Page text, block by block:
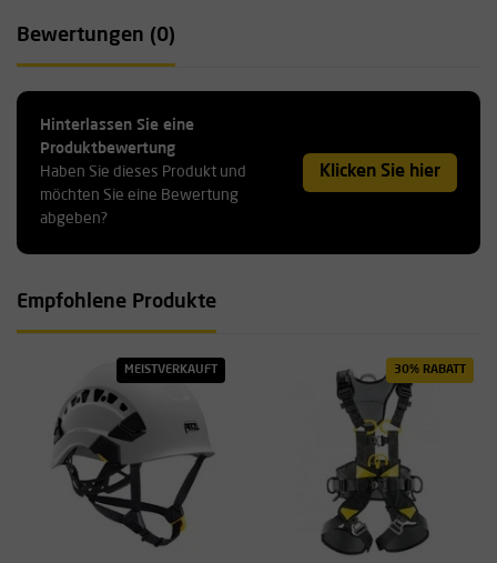
Bewertungen (0)
Hinterlassen Sie eine
Produktbewertung
Haben Sie dieses Produkt und
möchten Sie eine Bewertung
abgeben?
Klicken Sie hier
Empfohlene Produkte
MEISTVERKAUFT 30% RABATT